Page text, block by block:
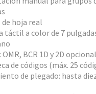
hoja real
táctil a color de 7
BCR 1D y 2D opcional
de códigos (máx. 25
de plegado: hasta